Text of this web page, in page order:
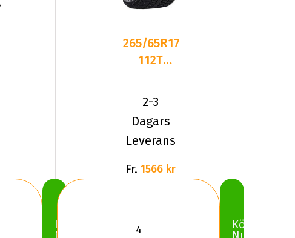
Köp
265/65R17
112T
Studded
Dubbat
2-3
Dagars
Leverans
Fr. 1566 kr
Köp